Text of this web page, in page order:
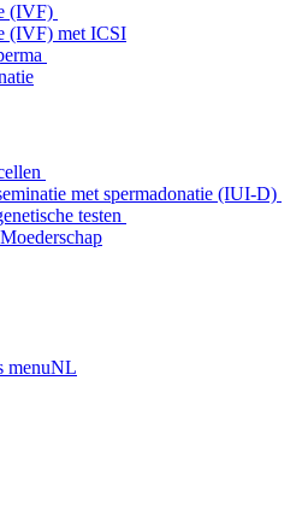
(IVF)
(IVF) met ICSI
met spermadonatie (IUI-D)
testen
menuNL